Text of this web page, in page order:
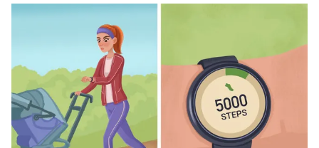
® Cấm sao chép dưới mọi hình thức nếu không có sự chấp
thuận bằng văn bản. Ghi rõ nguồn VTV.vn khi phát hành lại
thông tin từ website này.